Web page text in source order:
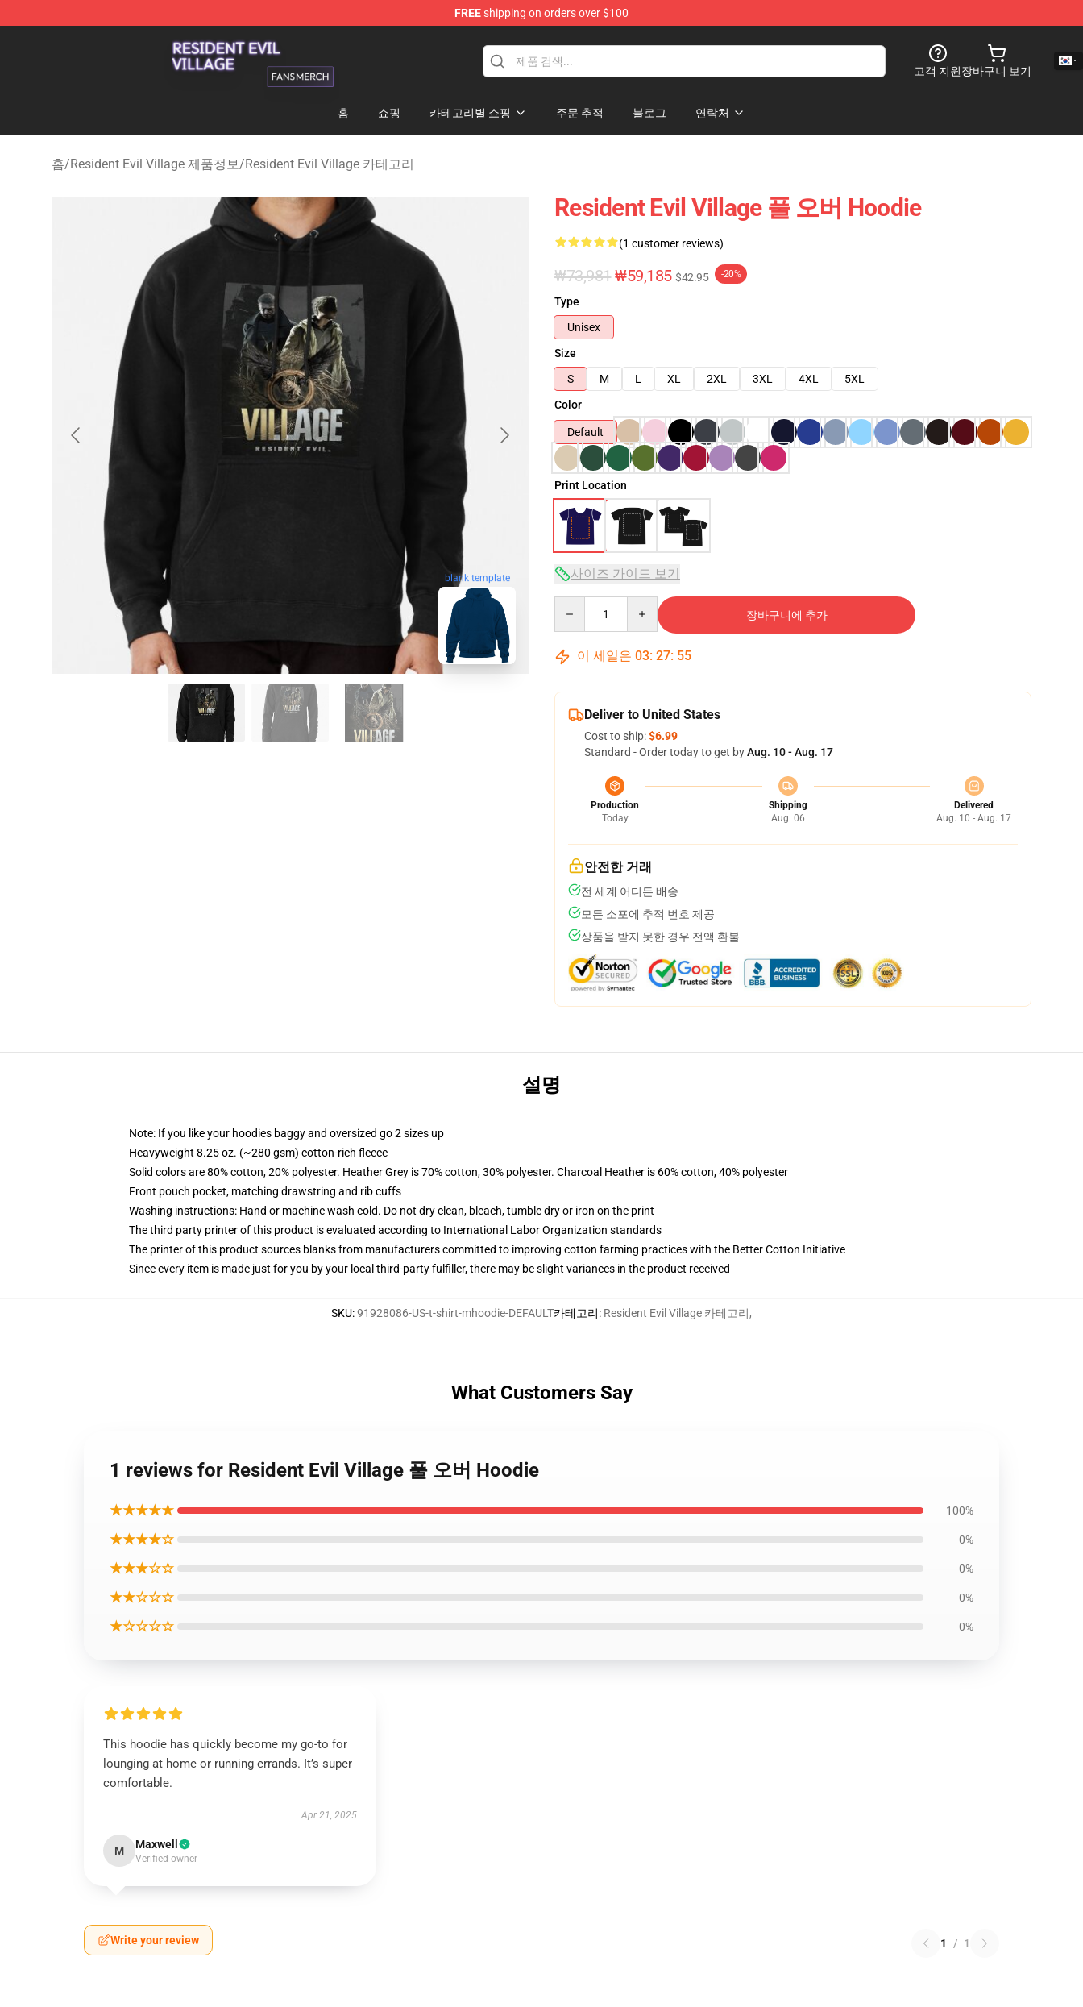
FREEshipping on orders over $100
Resident Evil Village Shop - Official Resident Evil Village Merchandise Store
고객 지원장바구니 보기
홈 쇼핑 카테고리별 쇼핑 주문 추적 블로그 연락처
홈/Resident Evil Village 제품정보/Resident Evil Village 카테고리
blank template
Resident Evil Village 풀 오버 Hoodie
(1 customer reviews)
₩73,981 ₩59,185 $42.95 -20%
Type
Unisex
Size
S
M L XL 2XL 3XL 4XL
5XL
Color
Default
Print Location
사이즈 가이드 보기
장바구니에 추가
이 세일은 03: 27: 54
Deliver to United States
Cost to ship:$6.99
Standard - Order today to get byAug. 10 - Aug. 17
Production
Today
Shipping
Aug. 06
Delivered
Aug. 10 - Aug. 17
안전한 거래
전 세계 어디든 배송
모든 소포에 추적 번호 제공
상품을 받지 못한 경우 전액 환불
설명
Note: If you like your hoodies baggy and oversized go 2 sizes up
Heavyweight 8.25 oz. (~280 gsm) cotton-rich fleece
Solid colors are 80% cotton, 20% polyester. Heather Grey is 70% cotton, 30% polyester. Charcoal Heather is 60% cotton, 40% polyester
Front pouch pocket, matching drawstring and rib cuffs
Washing instructions: Hand or machine wash cold. Do not dry clean, bleach, tumble dry or iron on the print
The third party printer of this product is evaluated according to International Labor Organization standards
The printer of this product sources blanks from manufacturers committed to improving cotton farming practices with the Better Cotton Initiative
Since every item is made just for you by your local third-party fulfiller, there may be slight variances in the product received
SKU:91928086-US-t-shirt-mhoodie-DEFAULT카테고리: Resident Evil Village 카테고리,
What Customers Say
1 reviews for Resident Evil Village 풀 오버 Hoodie
★★★★★ 100%
★★★★☆ 0%
★★★☆☆ 0%
★★☆☆☆ 0%
★☆☆☆☆ 0%
This hoodie has quickly become my go-to for
lounging at home or running errands. It’s super
comfortable.
Apr 21, 2025
M Maxwell
Verified owner
Write your review 1 / 1